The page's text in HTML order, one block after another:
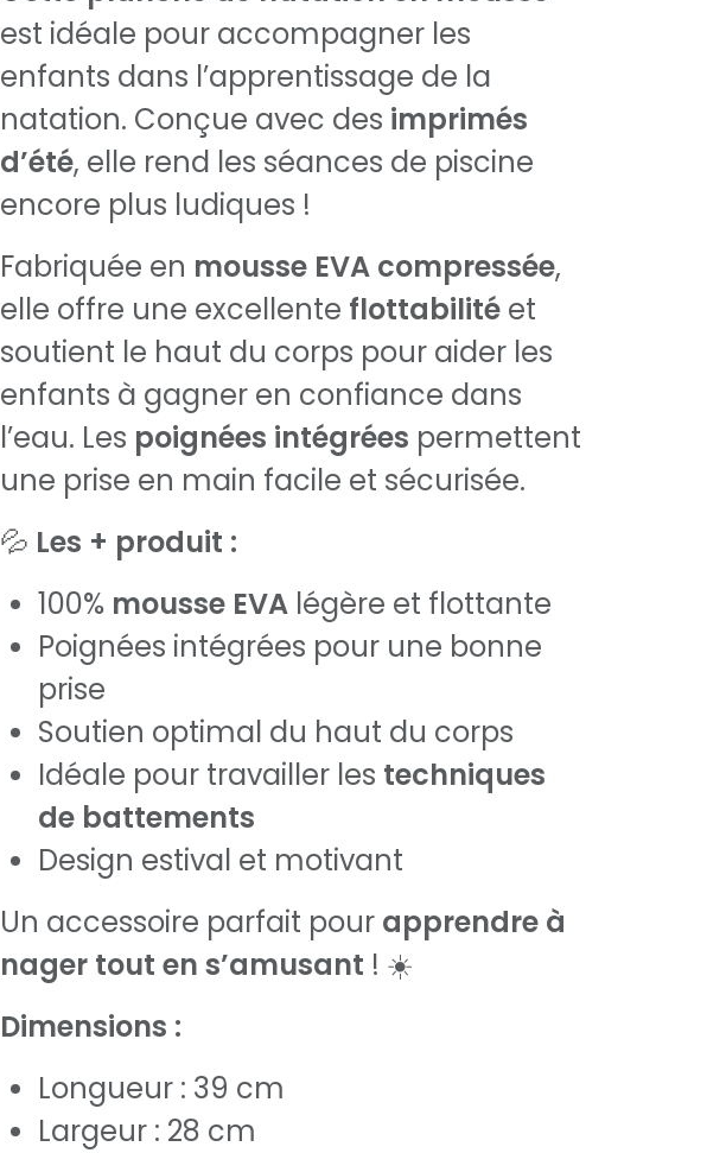
est idéale pour accompagner les
enfants dans l’apprentissage de la
natation. Conçue avec des imprimés
d’été, elle rend les séances de piscine
encore plus ludiques !
Fabriquée en mousse EVA compressée,
elle offre une excellente flottabilité et
soutient le haut du corps pour aider les
enfants à gagner en confiance dans
l’eau. Les poignées intégrées permettent
une prise en main facile et sécurisée.
💦 Les + produit :
100% mousse EVA légère et flottante
Poignées intégrées pour une bonne
prise
Soutien optimal du haut du corps
Idéale pour travailler les techniques
de battements
Design estival et motivant
Un accessoire parfait pour apprendre à
nager tout en s’amusant ! ☀️
Dimensions :
Longueur : 39 cm
Largeur : 28 cm